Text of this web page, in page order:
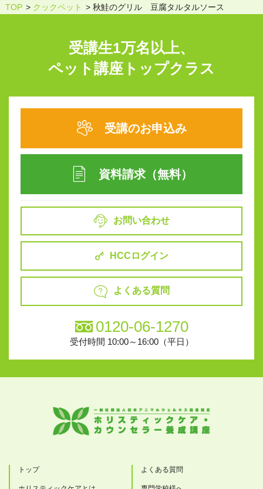
TOP クックペット 秋鮭のグリル 豆腐タルタルソース
受講生1万名以上、
ペット講座トップクラス
受講のお申込み
資料請求（無料）
お問い合わせ
HCCログイン
よくある質問
0120-06-1270
受付時間 10:00～16:00（平日）
トップ よくある質問